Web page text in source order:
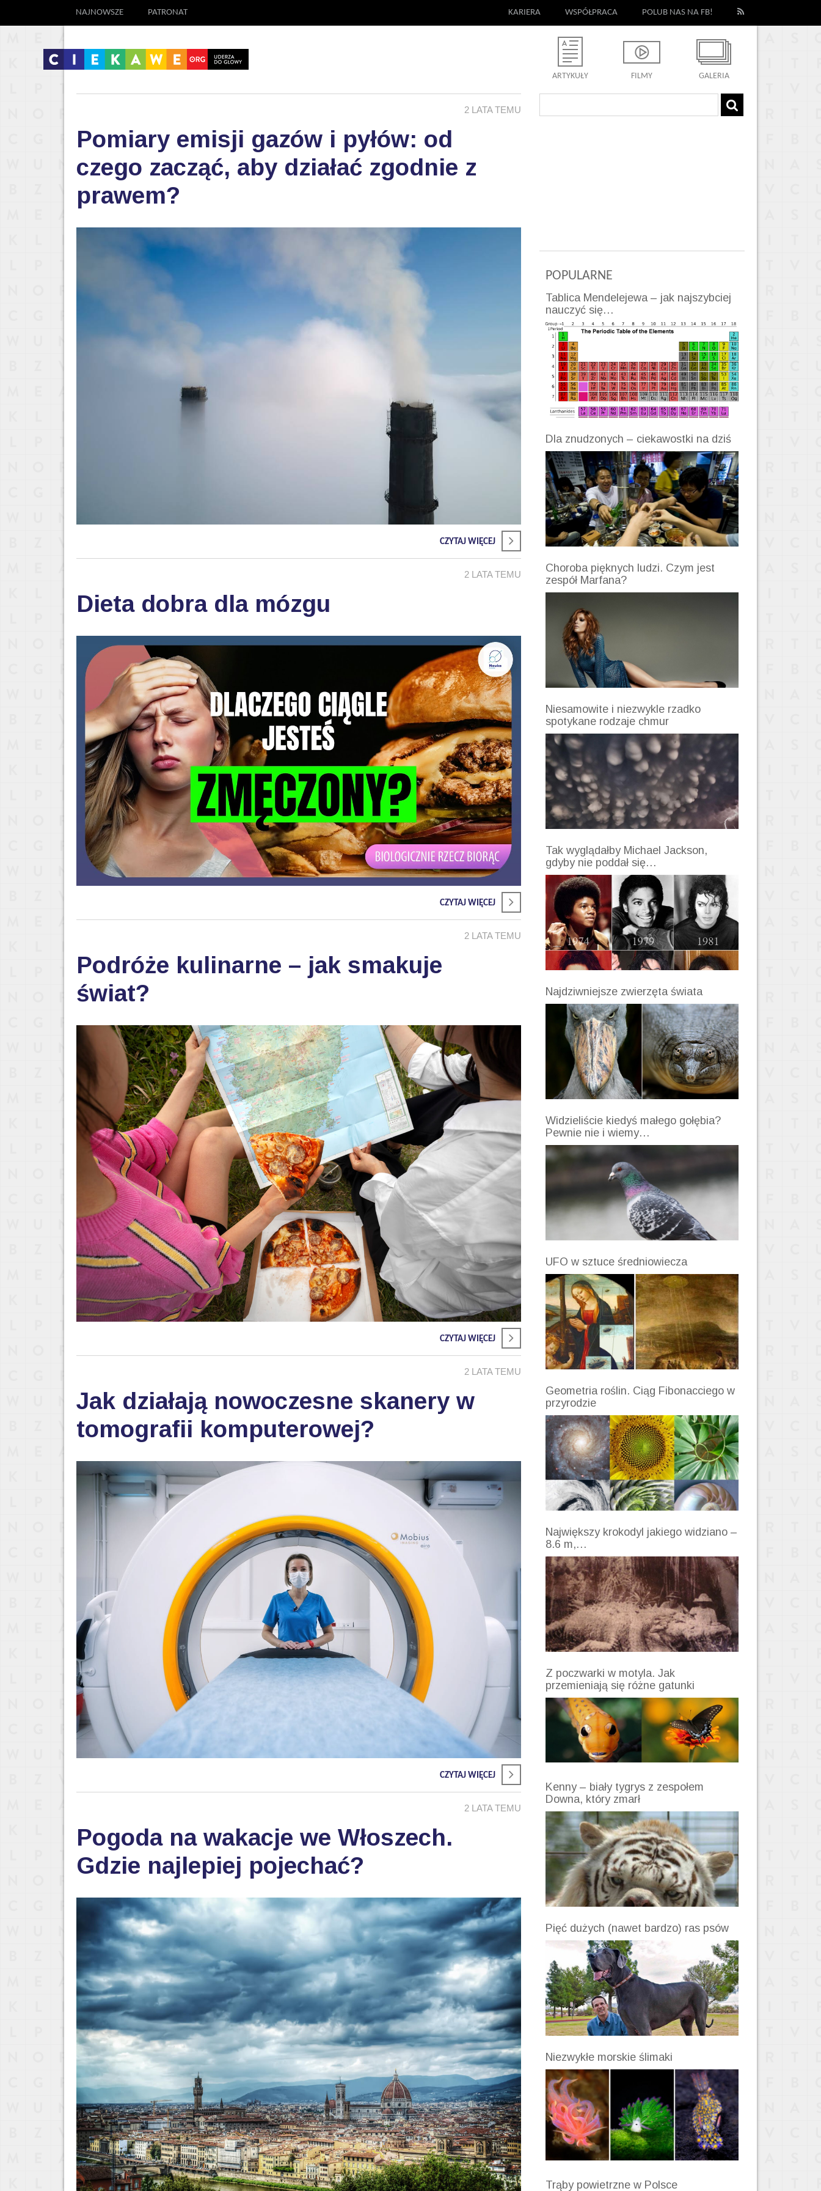
NAJNOWSZE PATRONAT KARIERA WSPÓŁPRACA POLUB NAS NA FB!
ARTYKUŁY FILMY GALERIA
2 LATA TEMU
Pomiary emisji gazów i pyłów: od
czego zacząć, aby działać zgodnie z
prawem?
CZYTAJ WIĘCEJ
2 LATA TEMU
Dieta dobra dla mózgu
CZYTAJ WIĘCEJ
2 LATA TEMU
Podróże kulinarne – jak smakuje
świat?
CZYTAJ WIĘCEJ
2 LATA TEMU
Jak działają nowoczesne skanery w
tomografii komputerowej?
CZYTAJ WIĘCEJ
2 LATA TEMU
Pogoda na wakacje we Włoszech.
Gdzie najlepiej pojechać?
POPULARNE
Tablica Mendelejewa – jak najszybciej
nauczyć się…
Dla znudzonych – ciekawostki na dziś
Choroba pięknych ludzi. Czym jest
zespół Marfana?
Niesamowite i niezwykle rzadko
spotykane rodzaje chmur
Tak wyglądałby Michael Jackson,
gdyby nie poddał się…
Najdziwniejsze zwierzęta świata
Widzieliście kiedyś małego gołębia?
Pewnie nie i wiemy…
UFO w sztuce średniowiecza
Geometria roślin. Ciąg Fibonacciego w
przyrodzie
Największy krokodyl jakiego widziano –
8.6 m,…
Z poczwarki w motyla. Jak
przemieniają się różne gatunki
Kenny – biały tygrys z zespołem
Downa, który zmarł
Pięć dużych (nawet bardzo) ras psów
Niezwykłe morskie ślimaki
Trąby powietrzne w Polsce